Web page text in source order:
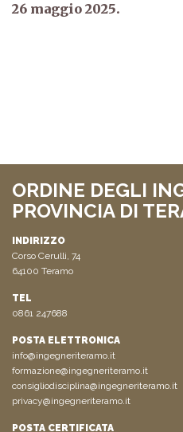
26 maggio 2025.
ORDINE DEGLI
PROVINCIA DI
INDIRIZZO
Corso Cerulli, 74
64100 Teramo
TEL
0861 247688
POSTA ELETTRONICA
info@ingegneriteramo.it
formazione@ingegneriteramo.it
consigliodisciplina@ingegneriteramo.it
privacy@ingegneriteramo.it
POSTA CERTIFICATA